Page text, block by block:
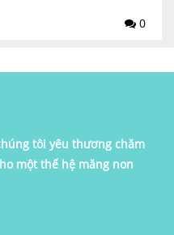
0
tôi yêu thương chăm
một thế hệ măng non